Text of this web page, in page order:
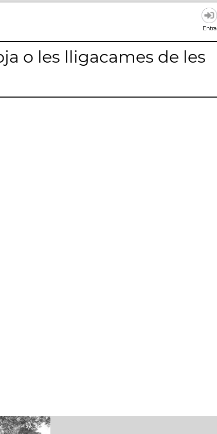
Entra
o les lligacames de les